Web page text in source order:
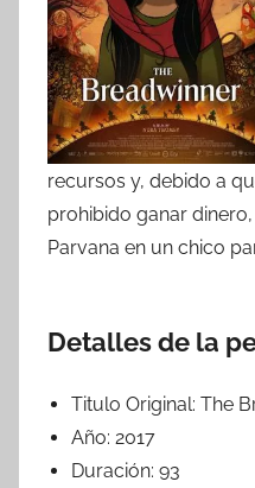
recursos y, debido a
prohibido ganar
Parvana en un chico
Detalles de la
Titulo Original: The
Año: 2017
Duración: 93